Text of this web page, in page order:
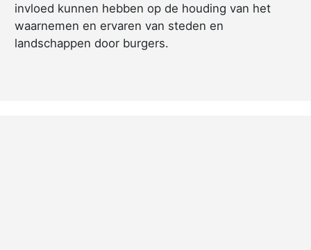
invloed kunnen hebben op de houding van het
waarnemen en ervaren van steden en
landschappen door burgers.